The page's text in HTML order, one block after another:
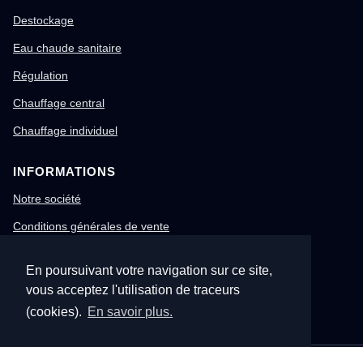
En poursuivant votre navigation sur ce site,
vous acceptez l'utilisation de traceurs
(cookies). En savoir plus.
Destockage
Eau chaude sanitaire
Régulation
Chauffage central
Chauffage individuel
INFORMATIONS
Notre société
Conditions générales de vente
Gestion des cookies
Confidentialité & RGPD